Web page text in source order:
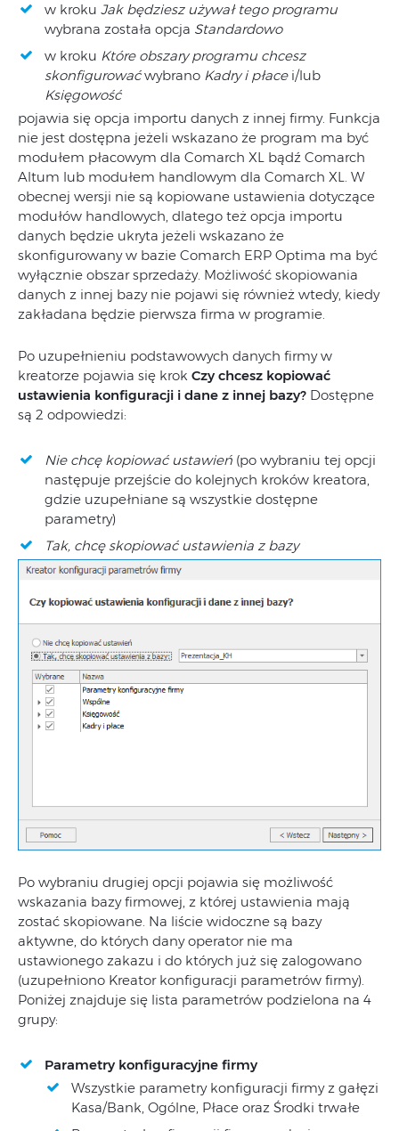
w kroku Jak będziesz używał tego programu
wybrana została opcja Standardowo
w kroku Które obszary programu chcesz
skonfigurowaćwybrano Kadry i płacei/lub
Księgowość
pojawia się opcja importu danych z innej firmy. Funkcja
nie jest dostępna jeżeli wskazano że program ma być
modułem płacowym dla Comarch XL bądź Comarch
Altum lub modułem handlowym dla Comarch XL. W
obecnej wersji nie są kopiowane ustawienia dotyczące
modułów handlowych, dlatego też opcja importu
danych będzie ukryta jeżeli wskazano że
skonfigurowany w bazie Comarch ERP Optima ma być
wyłącznie obszar sprzedaży. Możliwość skopiowania
danych z innej bazy nie pojawi się również wtedy, kiedy
zakładana będzie pierwsza firma w programie.
Po uzupełnieniu podstawowych danych firmy w
kreatorze pojawia się krok Czy chcesz kopiować
ustawienia konfiguracji i dane z innej bazy? Dostępne
są 2 odpowiedzi:
Nie chcę kopiować ustawień (po wybraniu tej opcji
następuje przejście do kolejnych kroków kreatora,
gdzie uzupełniane są wszystkie dostępne
parametry)
Tak, chcę skopiować ustawienia z bazy
Po wybraniu drugiej opcji pojawia się możliwość
wskazania bazy firmowej, z której ustawienia mają
zostać skopiowane. Na liście widoczne są bazy
aktywne, do których dany operator nie ma
ustawionego zakazu i do których już się zalogowano
(uzupełniono Kreator konfiguracji parametrów firmy).
Poniżej znajduje się lista parametrów podzielona na 4
grupy:
Parametry konfiguracyjne firmy
Wszystkie parametry konfiguracji firmy z gałęzi
Kasa/Bank, Ogólne, Płace oraz Środki trwałe